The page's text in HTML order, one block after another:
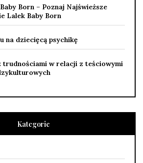
Born – Poznaj Najświeższe
Lalek Baby Born
na dziecięcą psychikę
trudnościami w relacji z teściowymi
Kategorie